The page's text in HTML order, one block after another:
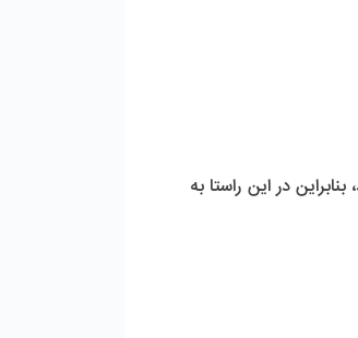
در این راستا به